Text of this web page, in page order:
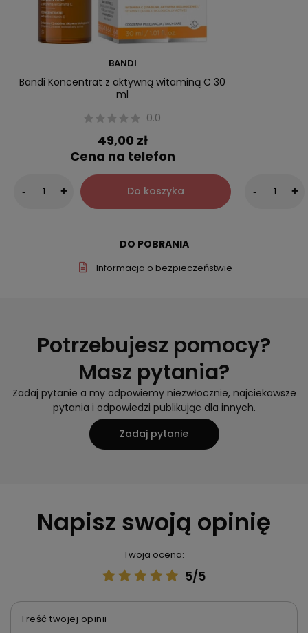
BANDI
Bandi Koncentrat z aktywną witaminą C 30
ml
0.0
49,00 zł
Cena na telefon
- + Do koszyka - +
DO POBRANIA
Informacja o bezpieczeństwie
Potrzebujesz pomocy?
Masz pytania?
Zadaj pytanie a my odpowiemy niezwłocznie, najciekawsze
pytania i odpowiedzi publikując dla innych.
Zadaj pytanie
Napisz swoją opinię
Twoja ocena:
5/5
Treść twojej opinii